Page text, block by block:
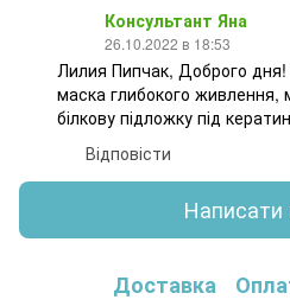
Консультант Яна
26.10.2022 в 18:53
Лилия Пипчак, Доброго
маска глибокого
білкову підложку під
Відповісти
Написати
Доставка